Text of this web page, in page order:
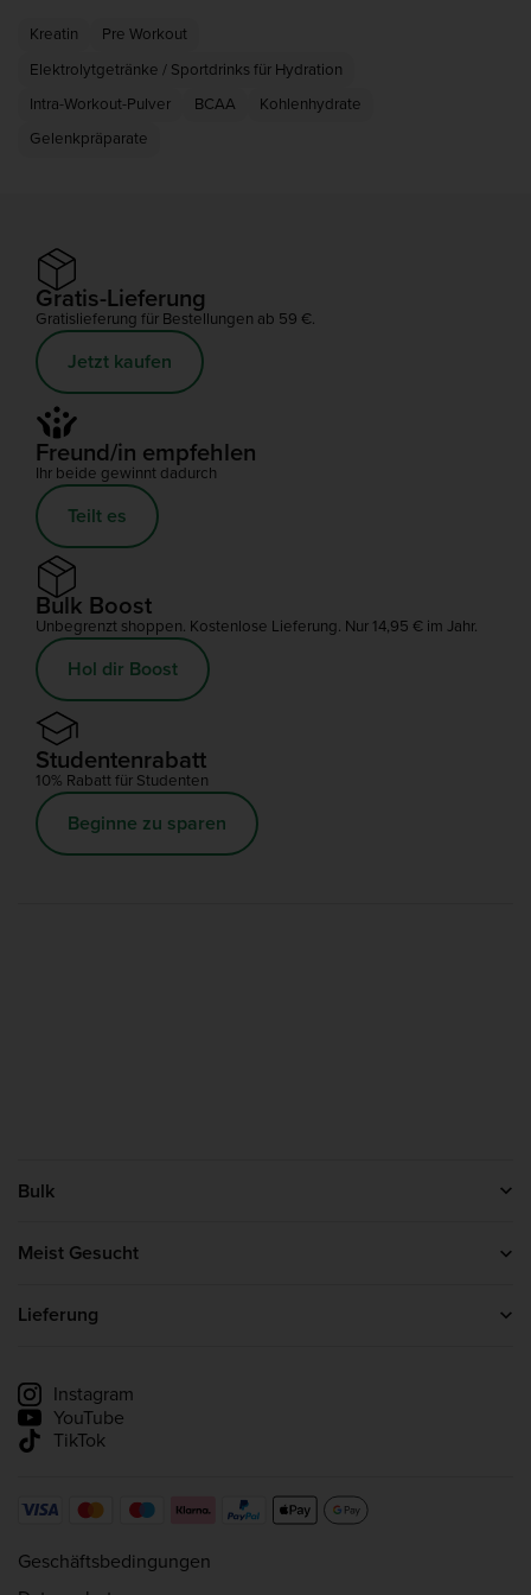
sicherzustellen, dass du genügend von jedem
bekommst, damit dein Körper optimal funktionieren
kann.
nimmst.
Kreatin
Pre Workout
Elektrolytgetränke / Sportdrinks für Hydration
Intra-Workout-Pulver
BCAA
Kohlenhydrate
Gelenkpräparate
Gratis-Lieferung
Gratislieferung für Bestellungen ab 59 €.
Jetzt kaufen
Freund/in empfehlen
Ihr beide gewinnt dadurch
Teilt es
Bulk Boost
Unbegrenzt shoppen. Kostenlose Lieferung. Nur 14,95 € im Jahr.
Hol dir Boost
Studentenrabatt
10% Rabatt für Studenten
Beginne zu sparen
Bulk
Über uns
Meist Gesucht
Kreatin
Lieferung
Instagram
YouTube
TikTok
Geschäftsbedingungen